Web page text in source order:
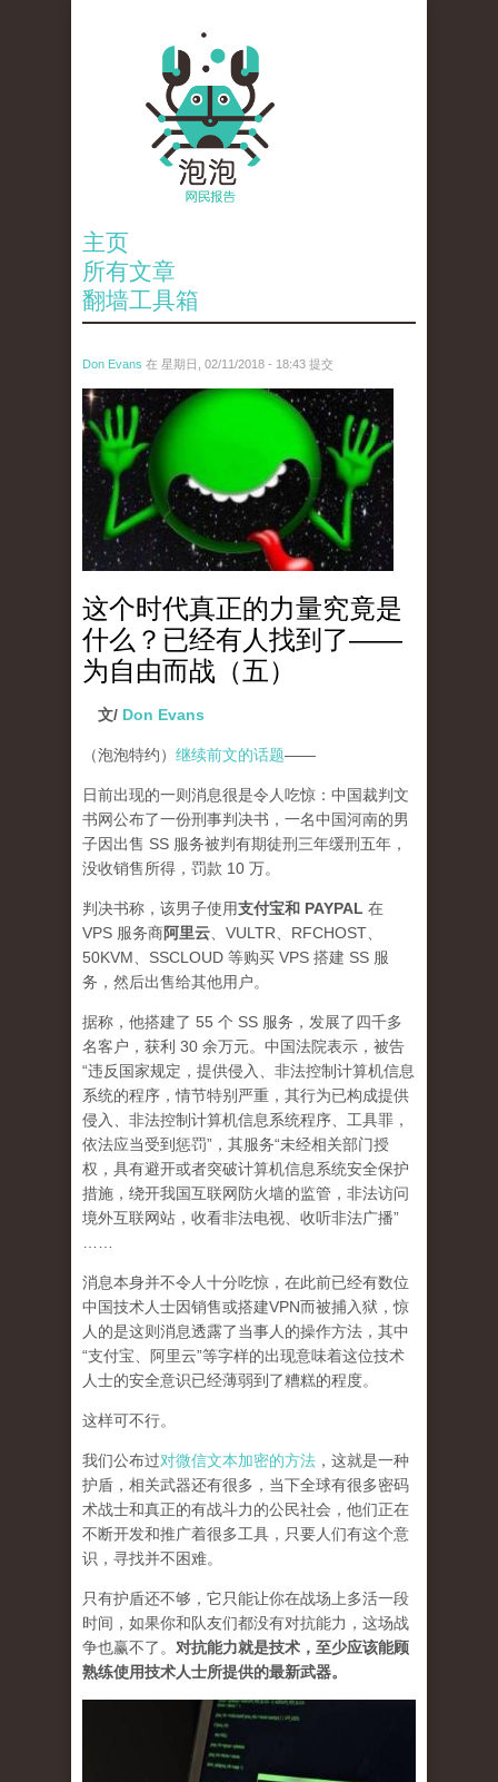
主页
所有文章
翻墙工具箱
Don Evans 在 星期日, 02/11/2018 - 18:43 提交
wechatimg1429.jpeg
这个时代真正的力量究竟是
什么？已经有人找到了——
为自由而战（五）
文/ Don Evans
（泡泡特约） 继续前文的话题——
日前出现的一则消息很是令人吃惊：中国裁判文
书网公布了一份刑事判决书，一名中国河南的男
子因出售 SS 服务被判有期徒刑三年缓刑五年，
没收销售所得，罚款 10 万。
判决书称，该男子使用支付宝和 PAYPAL 在
VPS 服务商阿里云 、VULTR、RFCHOST、
50KVM、SSCLOUD 等购买 VPS 搭建 SS 服
务，然后出售给其他用户。
据称，他搭建了 55 个 SS 服务，发展了四千多
名客户，获利 30 余万元。中国法院表示，被告
“违反国家规定，提供侵入、非法控制计算机信息
系统的程序，情节特别严重，其行为已构成提供
侵入、非法控制计算机信息系统程序、工具罪，
依法应当受到惩罚”，其服务“未经相关部门授
权，具有避开或者突破计算机信息系统安全保护
措施，绕开我国互联网防火墙的监管，非法访问
境外互联网站，收看非法电视、收听非法广播”
消息本身并不令人十分吃惊，在此前已经有数位
中国技术人士因销售或搭建VPN而被捕入狱，惊
人的是这则消息透露了当事人的操作方法，其中
“支付宝、阿里云”等字样的出现意味着这位技术
人士的安全意识已经薄弱到了糟糕的程度。
这样可不行。
我们公布过对微信文本加密的方法 ，这就是一种
护盾，相关武器还有很多，当下全球有很多密码
术战士和真正的有战斗力的公民社会，他们正在
不断开发和推广着很多工具，只要人们有这个意
识，寻找并不困难。
只有护盾还不够，它只能让你在战场上多活一段
时间，如果你和队友们都没有对抗能力，这场战
争也赢不了。 对抗能力就是技术，至少应该能顾
熟练使用技术人士所提供的最新武器。